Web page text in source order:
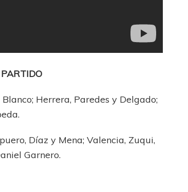
Herrera, Paredes y Delgado;
Díaz y Mena; Valencia, Zuqui,
Garnero.
Sur en el
FÚTBOL FEMENINO
LIGA DE LA COSTA
Las campeonas festejaron ante su gente